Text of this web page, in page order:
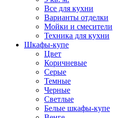
Все для кухни
Варианты отделки
Мойки и смесители
Техника для кухни
Шкафы-купе
Цвет
Коричневые
Серые
Темные
Черные
Светлые
Белые шкафы-купе